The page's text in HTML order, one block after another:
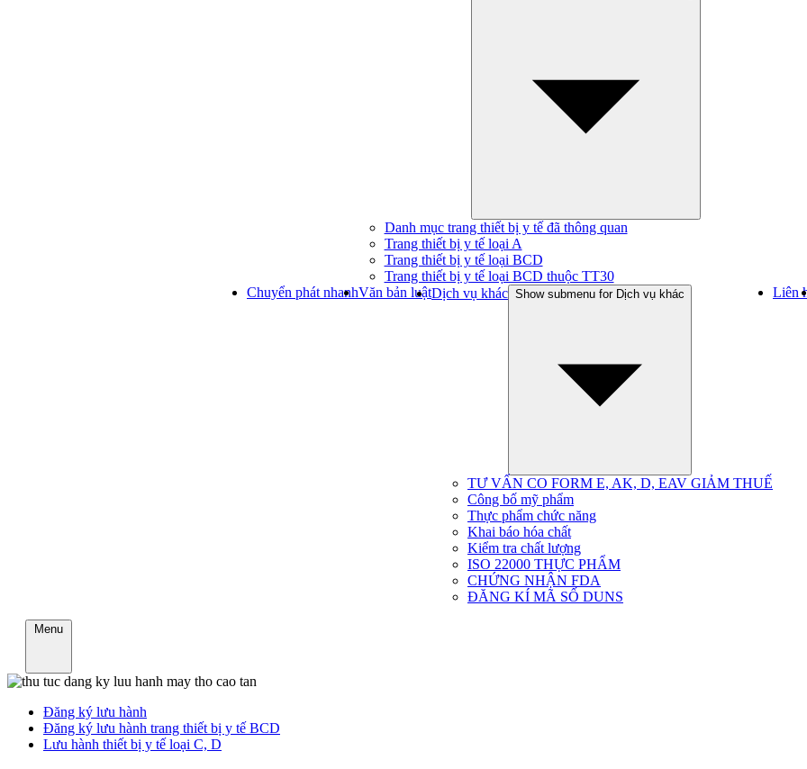
Danh mục trang thiết bị y tế đã thông quan
Trang thiết bị y tế loại A
Trang thiết bị y tế loại BCD
Trang thiết bị y tế loại BCD thuộc TT30
Chuyển phát nhanhVăn bản luậtDịch vụ khác Show submenu for Dịch vụ khác
TƯ VẤN CO FORM E, AK, D, EAV GIẢM THUẾ
Công bố mỹ phẩm
Thực phẩm chức năng
Khai báo hóa chất
Kiểm tra chất lượng
ISO 22000 THỰC PHẨM
CHỨNG NHẬN FDA
ĐĂNG KÍ MÃ SỐ DUNS
Liên
Menu
Đăng ký lưu hành
Đăng ký lưu hành trang thiết bị y tế BCD
Lưu hành thiết bị y tế loại C, D